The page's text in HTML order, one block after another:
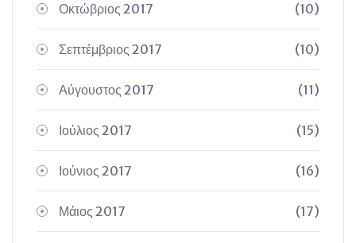
Οκτώβριος 2017 (10)
Σεπτέμβριος 2017 (10)
Αύγουστος 2017 (11)
Ιούλιος 2017 (15)
Ιούνιος 2017 (16)
Μάιος 2017 (17)